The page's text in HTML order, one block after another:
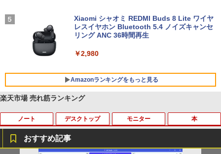
Xiaomi シャオミ REDMI Buds 8 Lite ワイヤ
レスイヤホン Bluetooth 5.4 ノイズキャンセ
リング ANC 36時間再生
￥2,980
Amazonランキングをもっと見る
BRUCE WAYNE feat. Flo Milli, ATL Jacob
[Explicit]
￥250
【Amazon.co.jp限定】 い・ろ・は・す 2L P
ET ラベルレス ×8本
￥1,112
薬屋のひとりごと 17巻 (デジタル版ビッグガ
ンガンコミックス)
￥770
楽天市場 売れ筋ランキング
ノート デスクトップ モニター 本
おすすめ記事